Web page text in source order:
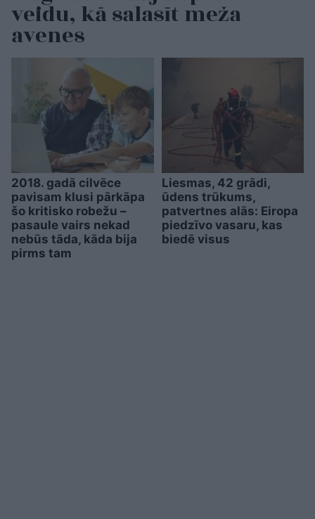
veidu, kā salasīt meža
avenes
2018. gadā cilvēce
pavisam klusi pārkāpa
šo kritisko robežu –
pasaule vairs nekad
nebūs tāda, kāda bija
pirms tam
Liesmas, 42 grādi,
ūdens trūkums,
patvertnes alās: Eiropa
piedzīvo vasaru, kas
biedē visus